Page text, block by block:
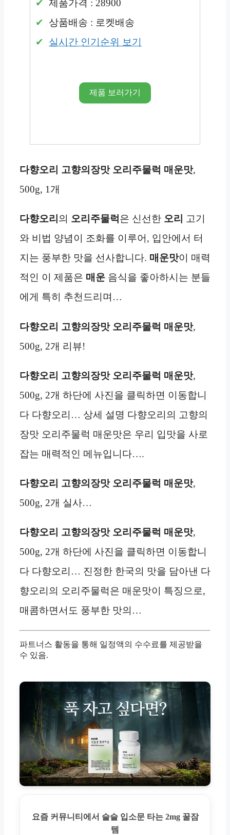
제품가격 : 28900
상품배송 : 로켓배송
실시간 인기순위 보기
제품 보러가기
다향오리 고향의장맛 오리주물럭 매운맛,
500g, 1개
다향오리 의 오리주물럭 은 신선한 오리 고기
와 비법 양념이 조화를 이루어, 입안에서 터
지는 풍부한 맛을 선사합니다. 매운맛이 매력
적인 이 제품은 매운 음식을 좋아하시는 분들
에게 특히 추천드리며…
다향오리 고향의장맛 오리주물럭 매운맛,
500g, 2개 리뷰!
다향오리 고향의장맛 오리주물럭 매운맛,
500g, 2개 하단에 사진을 클릭하면 이동합니
다 다향오리… 상세 설명 다향오리의 고향의
장맛 오리주물럭 매운맛은 우리 입맛을 사로
잡는 매력적인 메뉴입니다….
다향오리 고향의장맛 오리주물럭 매운맛,
500g, 2개 실사…
다향오리 고향의장맛 오리주물럭 매운맛,
500g, 2개 하단에 사진을 클릭하면 이동합니
다 다향오리… 진정한 한국의 맛을 담아낸 다
향오리의 오리주물럭은 매운맛이 특징으로,
매콤하면서도 풍부한 맛의…
파트너스 활동을 통해 일정액의 수수료를 제공받을
수 있음.
요즘 커뮤니티에서 슬슬 입소문 타는 2mg 꿀잠
템